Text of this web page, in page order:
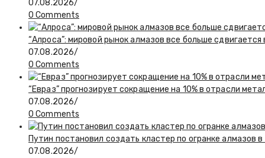
07.08.2026/
0 Comments
“Алроса”: мировой рынок алмазов все больше
07.08.2026/
0 Comments
“Евраз” прогнозирует сокращение на 10% в отрасли
07.08.2026/
0 Comments
Путин постановил создать кластер по огранке алмазов
07.08.2026/